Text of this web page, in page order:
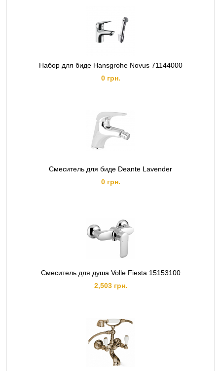
Набор для биде Hansgrohe Novus 71144000
0 грн.
Смеситель для биде Deante Lavender
0 грн.
Смеситель для душа Volle Fiesta 15153100
2,503 грн.